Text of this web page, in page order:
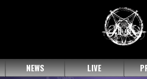
NEWS LIVE